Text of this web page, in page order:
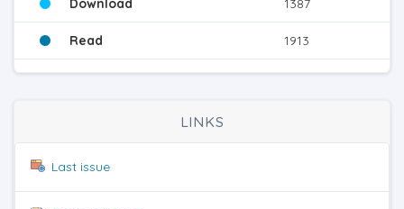
Download 1387
Read 1913
LINKS
Last issue